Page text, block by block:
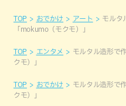
TOP おでかけ アート
モルタ
「mokumo（モクモ）」
TOP エンタメ
モルタル造形で
クモ）」
TOP おでかけ
モルタル造形で
クモ）」